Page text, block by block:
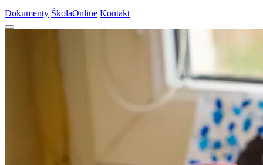
Dokumenty ŠkolaOnline Kontakt